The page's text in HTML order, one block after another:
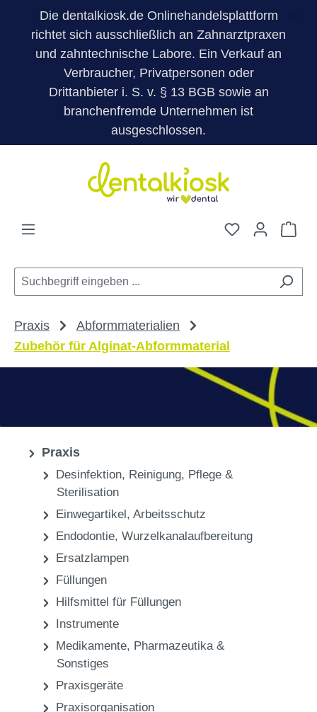
Die dentalkiosk.de Onlinehandelsplattform
richtet sich ausschließlich an Zahnarztpraxen
und zahntechnische Labore. Ein Verkauf an
Verbraucher, Privatpersonen oder
Drittanbieter i. S. v. § 13 BGB sowie an
branchenfremde Unternehmen ist
ausgeschlossen.
Zum Hauptinhalt springen
Du hast 0
Praxis
Abformmaterialien
Zubehör für Alginat-Abformmaterial
Praxis
Desinfektion, Reinigung, Pflege &
Sterilisation
Einwegartikel, Arbeitsschutz
Endodontie, Wurzelkanalaufbereitung
Ersatzlampen
Füllungen
Hilfsmittel für Füllungen
Instrumente
Medikamente, Pharmazeutika &
Sonstiges
Praxisgeräte
Praxisorganisation